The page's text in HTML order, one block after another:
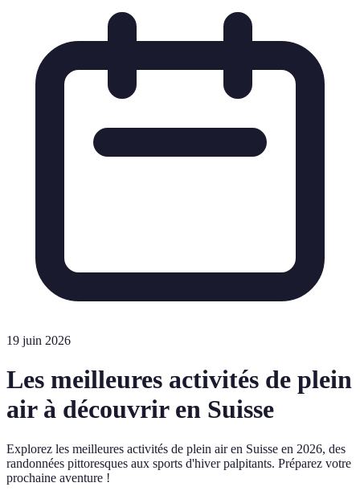
19 juin 2026
Les meilleures activités de plein
air à découvrir en Suisse
Explorez les meilleures activités de plein air en Suisse en 2026, des
randonnées pittoresques aux sports d'hiver palpitants. Préparez votre
prochaine aventure !